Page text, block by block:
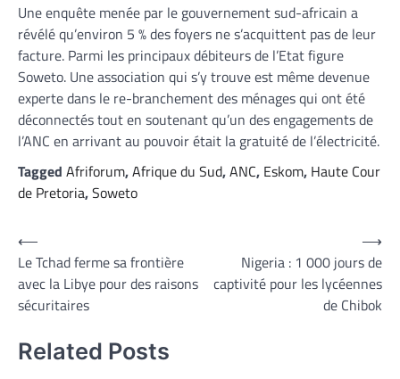
Une enquête menée par le gouvernement sud-africain a
révélé qu’environ 5 % des foyers ne s’acquittent pas de leur
facture. Parmi les principaux débiteurs de l’Etat figure
Soweto. Une association qui s’y trouve est même devenue
experte dans le re-branchement des ménages qui ont été
déconnectés tout en soutenant qu’un des engagements de
l’ANC en arrivant au pouvoir était la gratuité de l’électricité.
Tagged Afriforum,Afrique du Sud,ANC, Eskom, Haute Cour
de Pretoria,Soweto
Navigation
de
l’article
⟵
Le Tchad ferme sa frontière
avec la Libye pour des raisons
sécuritaires
Nigeria : 1 000 jours de
captivité pour les lycéennes
de Chibok
⟶
Related Posts